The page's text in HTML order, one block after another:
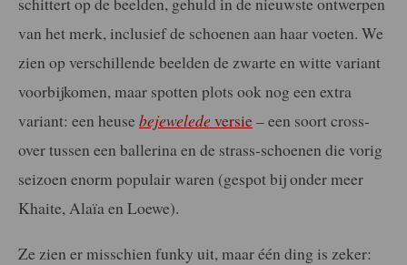
van het merk, inclusief de schoenen aan haar voeten. We
zien op verschillende beelden de zwarte en witte variant
voorbijkomen, maar spotten plots ook nog een extra
variant: een heuse bejewelede versie– een soort cross-
over tussen een ballerina en de strass-schoenen die vorig
seizoen enorm populair waren (gespot bij onder meer
Khaite, Alaïa en Loewe).
Ze zien er misschien funky uit, maar één ding is zeker: